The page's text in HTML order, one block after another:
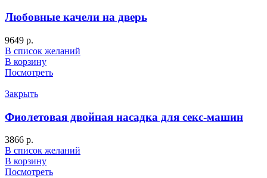
Любовные качели на дверь
9649 р.
В список желаний
В корзину
Посмотреть
Закрыть
Фиолетовая двойная насадка для секс-машин
3866 р.
В список желаний
В корзину
Посмотреть